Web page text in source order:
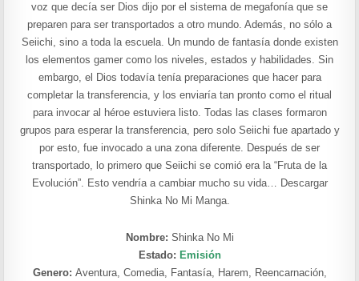
voz que decía ser Dios dijo por el sistema de megafonía que se
preparen para ser transportados a otro mundo. Además, no sólo a
Seiichi, sino a toda la escuela. Un mundo de fantasía donde existen
los elementos gamer como los niveles, estados y habilidades. Sin
embargo, el Dios todavía tenía preparaciones que hacer para
completar la transferencia, y los enviaría tan pronto como el ritual
para invocar al héroe estuviera listo. Todas las clases formaron
grupos para esperar la transferencia, pero solo Seiichi fue apartado y
por esto, fue invocado a una zona diferente. Después de ser
transportado, lo primero que Seiichi se comió era la “Fruta de la
Evolución”. Esto vendría a cambiar mucho su vida… Descargar
Shinka No Mi Manga.
Nombre: Shinka No Mi
Estado: Emisión
Genero: Aventura, Comedia, Fantasía, Harem, Reencarnación,